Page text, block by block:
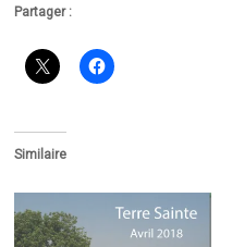
Partager :
Similaire